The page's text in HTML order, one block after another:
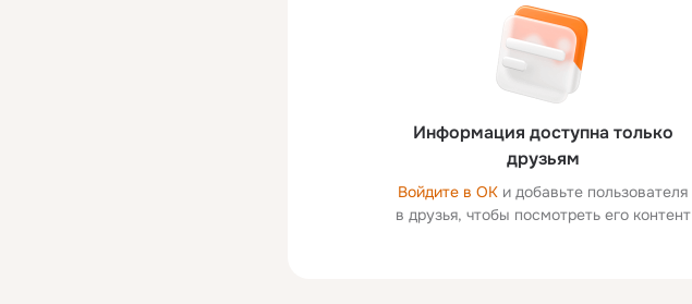
Информация доступна только
друзьям
Войдите в ОК и добавьте пользователя
в друзья, чтобы посмотреть его контент